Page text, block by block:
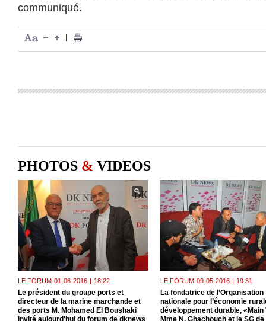
communiqué.
PHOTOS & VIDEOS
LE FORUM 01-06-2016 | 18:22
Le président du groupe ports et
directeur de la marine marchande et
des ports M. Mohamed El Boushaki
invité aujourd'hui du forum de dknews
LE FORUM 09-05-2016 | 19:31
La fondatrice de l’Organisation
nationale pour l’économie
développement durable, «Main
Mme N. Ghachouch et le SG de